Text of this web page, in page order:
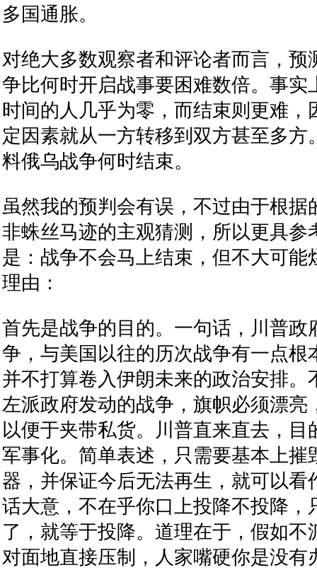
多国通胀。
对绝大多数观察者和评论者而言，预
争比何时开启战事要困难数倍。事实
时间的人几乎为零，而结束则更难，
定因素就从一方转移到双方甚至多方
料俄乌战争何时结束。
虽然我的预判会有误，不过由于根据
非蛛丝马迹的主观猜测，所以更具参
是：战争不会马上结束，但不大可能
理由：
首先是战争的目的。一句话，川普政
争，与美国以往的历次战争有一点根
并不打算卷入伊朗未来的政治安排。
左派政府发动的战争，旗帜必须漂亮
以便于夹带私货。川普直来直去，目
军事化。简单表述，只需要基本上摧
器，并保证今后无法再生，就可以看
话大意，不在乎你口上投降不投降，
了，就等于投降。道理在于，假如不
对面地直接压制，人家嘴硬你是没有